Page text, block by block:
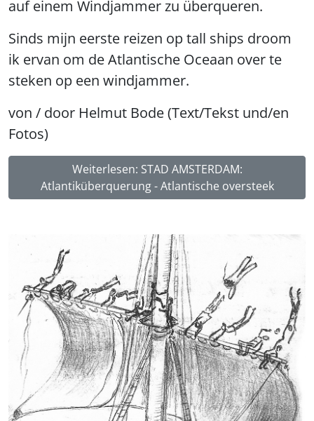
auf einem Windjammer zu überqueren.
Sinds mijn eerste reizen op tall ships droom
ik ervan om de Atlantische Oceaan over te
steken op een windjammer.
von / door Helmut Bode (Text/Tekst und/en
Fotos)
Weiterlesen: STAD AMSTERDAM:
Atlantiküberquerung - Atlantische oversteek